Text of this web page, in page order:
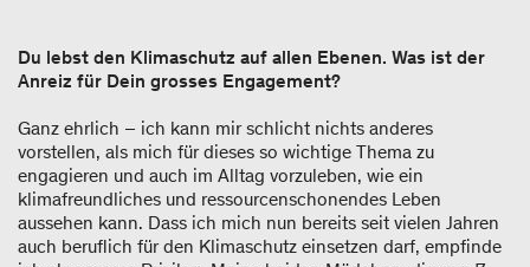
Du lebst den Klimaschutz auf allen Ebenen. Was ist der
Anreiz für Dein grosses Engagement?
Ganz ehrlich – ich kann mir schlicht nichts anderes
vorstellen, als mich für dieses so wichtige Thema zu
engagieren und auch im Alltag vorzuleben, wie ein
klimafreundliches und ressourcenschonendes Leben
aussehen kann. Dass ich mich nun bereits seit vielen Jahren
auch beruflich für den Klimaschutz einsetzen darf, empfinde